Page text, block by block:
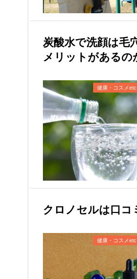
炭酸水で洗顔は毛
メリットがあるの
健康・コスメetc
クロノセルは口コ
健康・コスメetc